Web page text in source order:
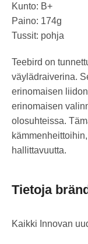
Kunto: B+
Paino: 174g
Tussit: pohja
Teebird on
väylädraiverina.
erinomaisen
erinomaisen
olosuhteissa.
hallittavuutta.
Tietoja
Kaikki Innovan